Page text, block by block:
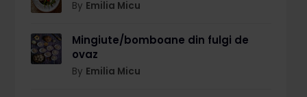
By Emilia Micu
Mingiute/bomboane din fulgi de
ovaz
By Emilia Micu